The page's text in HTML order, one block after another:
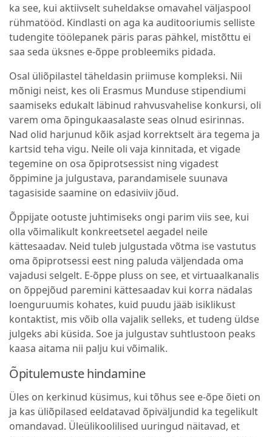
ka see, kui aktiivselt suheldakse omavahel väljaspool
rühmatööd. Kindlasti on aga ka auditooriumis selliste
tudengite töölepanek päris paras pähkel, mistõttu ei
saa seda üksnes e-õppe probleemiks pidada.
Osal üliõpilastel täheldasin priimuse kompleksi. Nii
mõnigi neist, kes oli Erasmus Munduse stipendiumi
saamiseks edukalt läbinud rahvusvahelise konkursi, oli
varem oma õpingukaasalaste seas olnud esirinnas.
Nad olid harjunud kõik asjad korrektselt ära tegema ja
kartsid teha vigu. Neile oli vaja kinnitada, et vigade
tegemine on osa õpiprotsessist ning vigadest
õppimine ja julgustava, parandamisele suunava
tagasiside saamine on edasiviiv jõud.
Õppijate ootuste juhtimiseks ongi parim viis see, kui
olla võimalikult konkreetsetel aegadel neile
kättesaadav. Neid tuleb julgustada võtma ise vastutus
oma õpiprotsessi eest ning paluda väljendada oma
vajadusi selgelt. E-õppe pluss on see, et virtuaalkanalis
on õppejõud paremini kättesaadav kui korra nädalas
loenguruumis kohates, kuid puudu jääb isiklikust
kontaktist, mis võib olla vajalik selleks, et tudeng üldse
julgeks abi küsida. Soe ja julgustav suhtlustoon peaks
kaasa aitama nii palju kui võimalik.
Õpitulemuste hindamine
Üles on kerkinud küsimus, kui tõhus see e-õpe õieti on
ja kas üliõpilased eeldatavad õpiväljundid ka tegelikult
omandavad. Üleülikoolilised uuringud näitavad, et